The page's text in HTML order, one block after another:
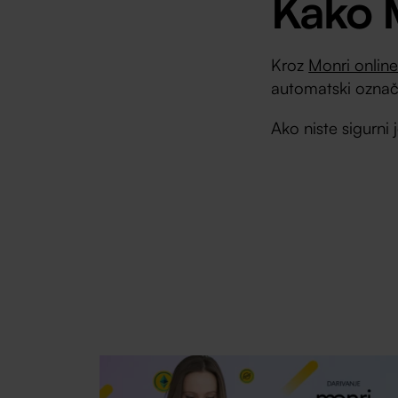
Kroz Monri
automatski
Ako niste sigurni